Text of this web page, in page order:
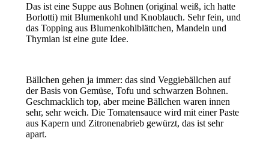
Das ist eine Suppe aus Bohnen (original weiß, ich hatte
Borlotti) mit Blumenkohl und Knoblauch. Sehr fein, und
das Topping aus Blumenkohlblättchen, Mandeln und
Thymian ist eine gute Idee.
Bällchen gehen ja immer: das sind Veggiebällchen auf
der Basis von Gemüse, Tofu und schwarzen Bohnen.
Geschmacklich top, aber meine Bällchen waren innen
sehr, sehr weich. Die Tomatensauce wird mit einer Paste
aus Kapern und Zitronenabrieb gewürzt, das ist sehr
apart.